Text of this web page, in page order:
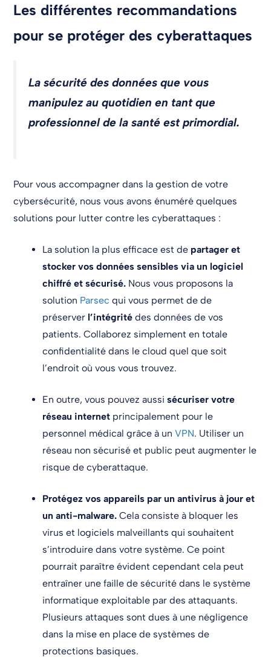
Les différentes recommandations
pour se protéger des cyberattaques
La sécurité des données que vous
manipulez au quotidien en tant que
professionnel de la santé est primordial.
Pour vous accompagner dans la gestion de votre
cybersécurité, nous vous avons énuméré quelques
solutions pour lutter contre les cyberattaques :
La solution la plus efficace est de partager et
stocker vos données sensibles via un logiciel
chiffré et sécurisé. Nous vous proposons la
solution Parsec qui vous permet de de
préserver l’intégrité des données de vos
patients. Collaborez simplement en totale
confidentialité dans le cloud quel que soit
l’endroit où vous vous trouvez.
En outre, vous pouvez aussi sécuriser votre
réseau internet principalement pour le
personnel médical grâce à unVPN. Utiliser un
réseau non sécurisé et public peut augmenter le
risque de cyberattaque.
Protégez vos appareils par un antivirus à jour et
un anti-malware. Cela consiste à bloquer les
virus et logiciels malveillants qui souhaitent
s’introduire dans votre système. Ce point
pourrait paraître évident cependant cela peut
entraîner une faille de sécurité dans le système
informatique exploitable par des attaquants.
Plusieurs attaques sont dues à une négligence
dans la mise en place de systèmes de
protections basiques.